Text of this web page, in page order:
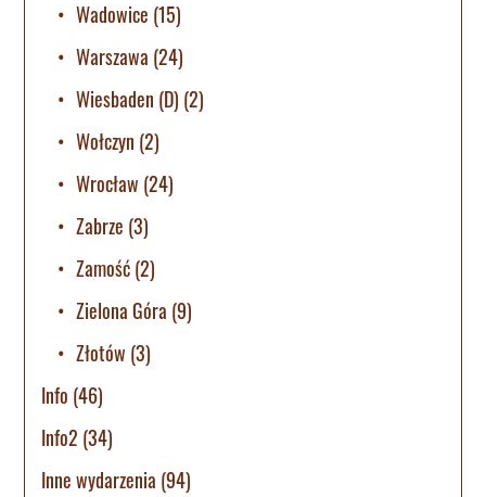
Wadowice (15)
Warszawa (24)
Wiesbaden (D) (2)
Wołczyn (2)
Wrocław (24)
Zabrze (3)
Zamość(2)
Zielona Góra (9)
Złotów (3)
Info (46)
Info2 (34)
Inne wydarzenia (94)